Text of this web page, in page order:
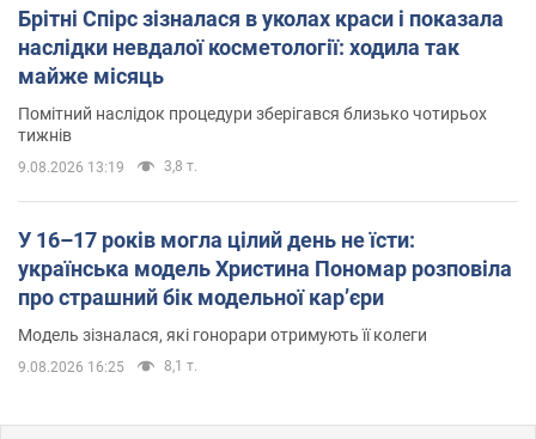
Брітні Спірс зізналася в уколах краси і показала
наслідки невдалої косметології: ходила так
майже місяць
Помітний наслідок процедури зберігався близько чотирьох
тижнів
9.08.2026 13:19 3,8 т.
У 16–17 років могла цілий день не їсти:
українська модель Христина Пономар розповіла
про страшний бік модельної кар’єри
Модель зізналася, які гонорари отримують її колеги
9.08.2026 16:25 8,1 т.